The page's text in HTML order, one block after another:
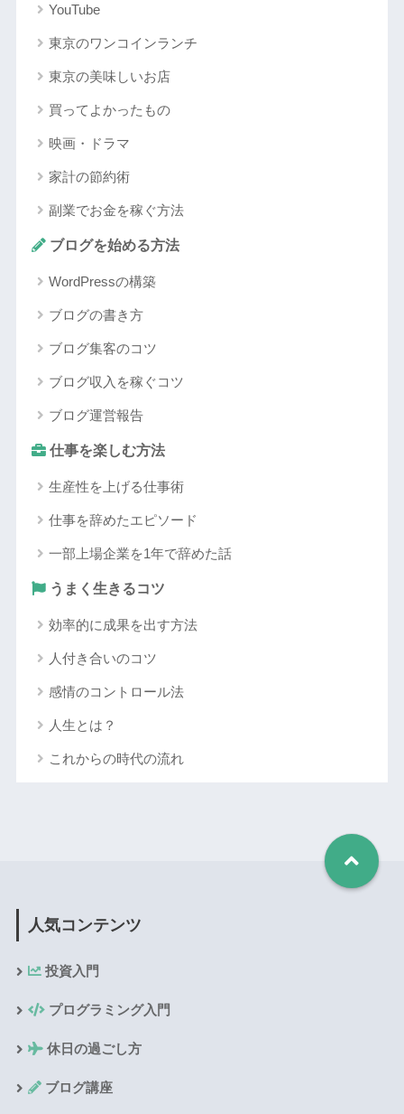
YouTube
東京のワンコインランチ
東京の美味しいお店
買ってよかったもの
映画・ドラマ
家計の節約術
副業でお金を稼ぐ方法
ブログを始める方法
WordPressの構築
ブログの書き方
ブログ集客のコツ
ブログ収入を稼ぐコツ
ブログ運営報告
仕事を楽しむ方法
生産性を上げる仕事術
仕事を辞めたエピソード
一部上場企業を1年で辞めた話
うまく生きるコツ
効率的に成果を出す方法
人付き合いのコツ
感情のコントロール法
人生とは？
これからの時代の流れ
人気コンテンツ
投資入門
プログラミング入門
休日の過ごし方
ブログ講座